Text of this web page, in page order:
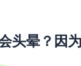
头晕？